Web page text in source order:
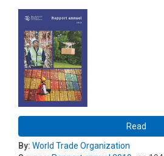
Read
By: World Trade Organization